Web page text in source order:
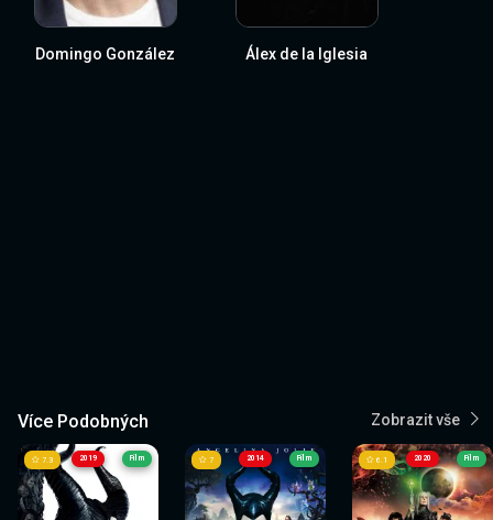
Domingo González Álex de la Iglesia
Více Podobných Zobrazit vše
2019
7.3 Film 2014
7 Film 2020
6.1 Film